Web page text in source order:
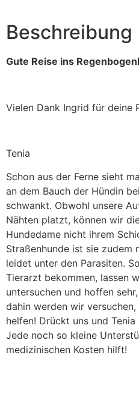
Beschreibung
Gute Reise ins
Vielen Dank Ingrid für deine
Tenia
Schon aus der Ferne sieht
an dem Bauch der Hündin
schwankt. Obwohl unsere
Nähten platzt, können wir
Hundedame nicht ihrem
Straßenhunde ist sie zudem
leidet unter den Parasiten.
Tierarzt bekommen, lassen
untersuchen und hoffen
dahin werden wir
helfen! Drückt uns und Tenia
Jede noch so kleine
medizinischen Kosten hilft!